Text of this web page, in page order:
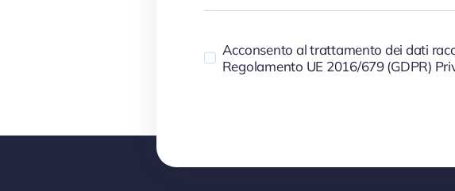
Acconsento al trattamento dei dati
Regolamento UE 2016/679 (GDPR)